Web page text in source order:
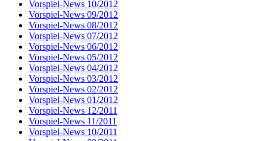
Vorspiel-News 10/2012
Vorspiel-News 09/2012
Vorspiel-News 08/2012
Vorspiel-News 07/2012
Vorspiel-News 06/2012
Vorspiel-News 05/2012
Vorspiel-News 04/2012
Vorspiel-News 03/2012
Vorspiel-News 02/2012
Vorspiel-News 01/2012
Vorspiel-News 12/2011
Vorspiel-News 11/2011
Vorspiel-News 10/2011